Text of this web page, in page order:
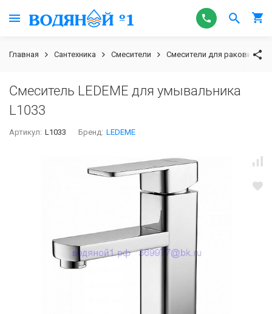
Главная Сантехника Смесители Смесители для раковины
Смеситель LEDEME для умывальника
L1033
Артикул: L1033 Бренд: LEDEME